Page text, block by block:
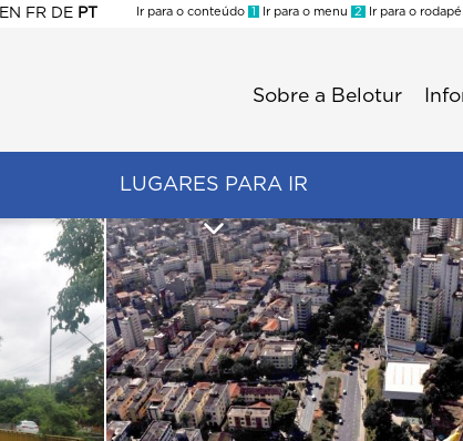
EN FR DE PT
Ir para o conteúdo 1 Ir para o menu 2 Ir para o rodapé
Sobre a Belotur
LUGARES PARA IR